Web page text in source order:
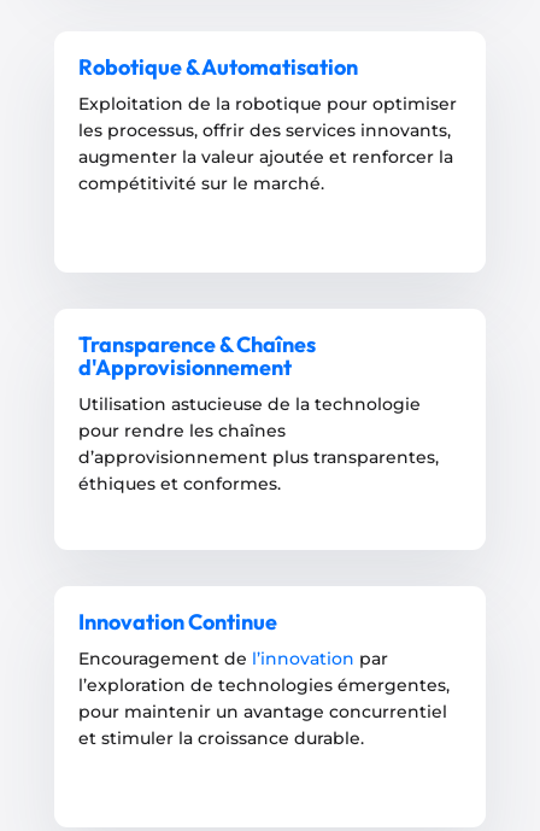
Robotique & Automatisation
Exploitation de la robotique pour optimiser
les processus, offrir des services innovants,
augmenter la valeur ajoutée et renforcer la
compétitivité sur le marché.
Transparence & Chaînes
d'Approvisionnement
Utilisation astucieuse de la technologie
pour rendre les chaînes
d’approvisionnement plus transparentes,
éthiques et conformes.
Innovation Continue
Encouragement de l’innovation par
l’exploration de technologies émergentes,
pour maintenir un avantage concurrentiel
et stimuler la croissance durable.